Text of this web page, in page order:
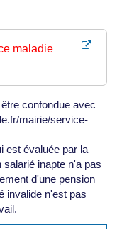
maladie
confondue avec
mairie/service-
est évaluée par la
inapte n'a pas
d'une pension
invalide n'est pas